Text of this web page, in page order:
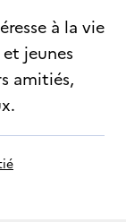
à la vie
jeunes
amitiés,